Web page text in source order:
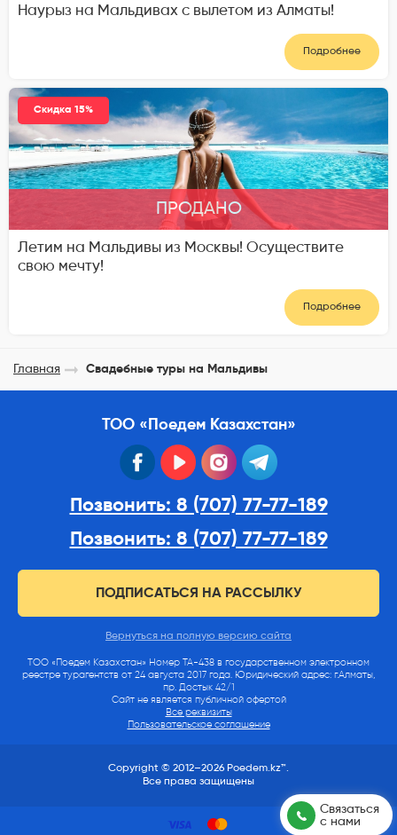
Наурыз на Мальдивах с вылетом из Алматы!
Подробнее
Скидка 15%
ПРОДАНО
Летим на Мальдивы из Москвы! Осуществите
свою мечту!
Подробнее
Связаться
с нами
Главная Свадебные туры на Мальдивы
ТОО «Поедем Казахстан»
facebook youtube instagram
Позвонить: 8 (707) 77-77-189
Позвонить: 8 (707) 77-77-189
ПОДПИСАТЬСЯ НА РАССЫЛКУ
Вернуться на полную версию сайта
ТОО «Поедем Казахстан» Номер ТА-438 в государственном электронном
реестре турагентств от 24 августа 2017 года. Юридический адрес: г.Алматы,
пр. Достык 42/1
Сайт не является публичной офертой
Все реквизиты
Пользовательское соглашение
Copyright © 2012–2026 Poedem.kz™.
Все права защищены